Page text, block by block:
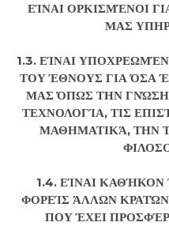
ΕΊΝΑΙ ΟΡΚΙΣΜΈΝΟΙ
ΜΑΣ
1.3. ΕΊΝΑΙ
ΤΟΥ ΈΘΝΟΥΣ ΓΙΑ ΌΣΑ
ΜΑΣ ΌΠΩΣ ΤΗΝ
ΤΕΧΝΟΛΟΓΊΑ, ΤΙΣ
ΜΑΘΗΜΑΤΙΚΆ, ΤΗΝ
1.4. ΕΊΝΑΙ
ΦΟΡΕΊΣ ΆΛΛΩΝ
ΠΟΥ ΈΧΕΙ